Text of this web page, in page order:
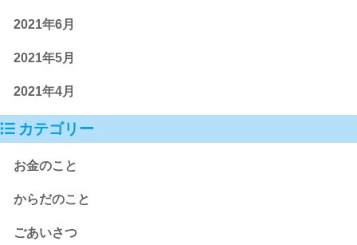
2021年6月
2021年5月
2021年4月
カテゴリー
お金のこと
からだのこと
ごあいさつ